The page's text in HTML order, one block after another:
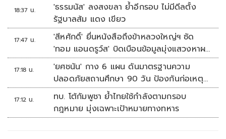
18:37 น.
'ธรรมนัส' ลงสงขลา ย้ำอีกรอบ ไม่มีดีลตั้ง
รัฐบาลส้ม แดง เขียว
17:47 น.
'สีหศักดิ์' ยื่นหนังสือถึงข้าหลวงใหญ่ฯ ซัด
'ทอม แอนดรูว์ส' บิดเบือนข้อมูลมุ่งแสวงหาผล
ประโยชน์ทางการเมือง
17:18 น.
'ยศชนัน' กาง 6 แผน ดันมาตรฐานความ
ปลอดภัยสถานศึกษา 90 วัน ป้องกันก่อเหตุ
รุนแรง
17:12 น.
ทบ. โต้กัมพูชา ย้ำไทยใช้กำลังตามกรอบ
กฎหมาย มุ่งเฉพาะเป้าหมายทางทหาร